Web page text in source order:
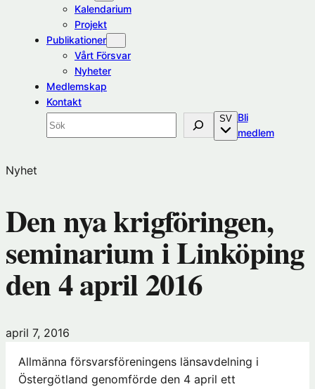
Kalendarium
Projekt
Publikationer
Vårt Försvar
Nyheter
Medlemskap
Kontakt
Sök
SV Bli
medlem(öppnas
Nyhet
Den nya krigföringen,
seminarium i Linköping
den 4 april 2016
april 7, 2016
Allmänna försvarsföreningens länsavdelning i
Östergötland genomförde den 4 april ett